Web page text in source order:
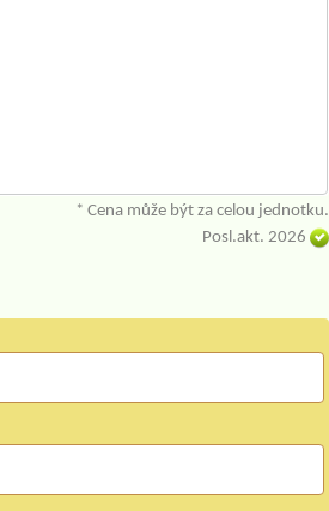
* Cena může být za celou jednotku.
Posl.akt. 2026